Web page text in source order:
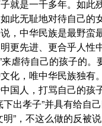
就是一千多年。如此
此无耻地对待自己的
，中华民族是最野蛮
更先进、更合乎人性
虐待自己的孩子的
化，唯中华民族独有
国人，打骂自己的孩
出孝子”并具有给自
”，不这么做的反被说